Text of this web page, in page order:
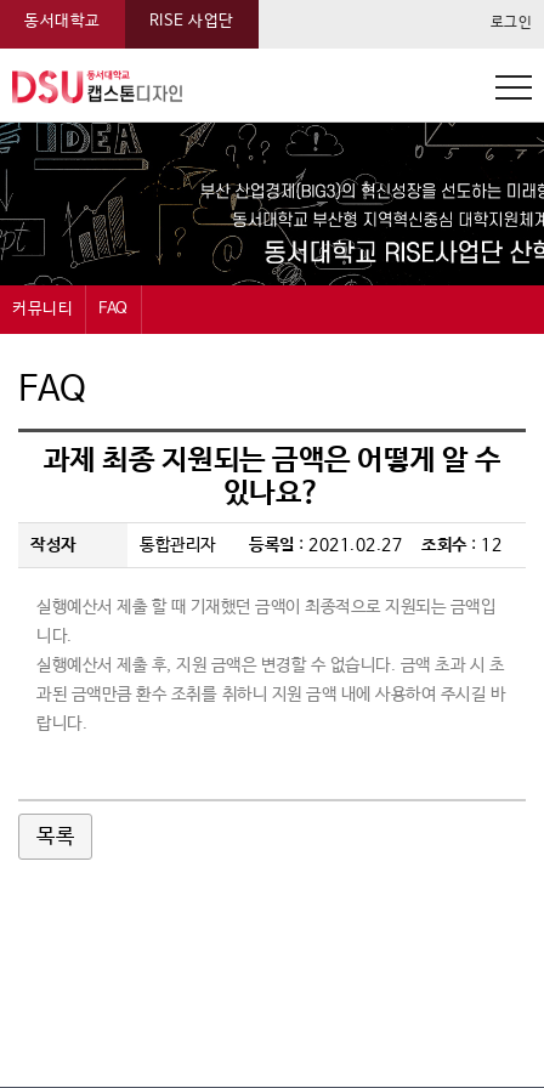
동서대학교 RISE 사업단 로그인
커뮤니티
과제관리
FAQ
자료실
FAQ
과제 최종 지원되는 금액은 어떻게 알 수
있나요?
작성자 통합관리자 등록일 : 2021.02.27 조회수: 12
실행예산서 제출 할 때 기재했던 금액이 최종적으로 지원되는 금액입
니다.
실행예산서 제출 후, 지원 금액은 변경할 수 없습니다. 금액 초과 시 초
과된 금액만큼 환수 조취를 취하니 지원 금액 내에 사용하여 주시길 바
랍니다.
목록